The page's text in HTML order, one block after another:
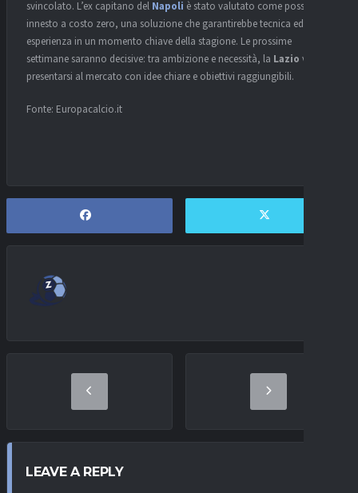
svincolato. L’ex capitano del Napoli è stato valutato come possibile
innesto a costo zero, una soluzione che garantirebbe tecnica ed
esperienza in un momento chiave della stagione. Le prossime
settimane saranno decisive: tra ambizione e necessità, la Lazio vuole
presentarsi al mercato con idee chiare e obiettivi raggiungibili.
Fonte: Europacalcio.it
LEAVE A REPLY